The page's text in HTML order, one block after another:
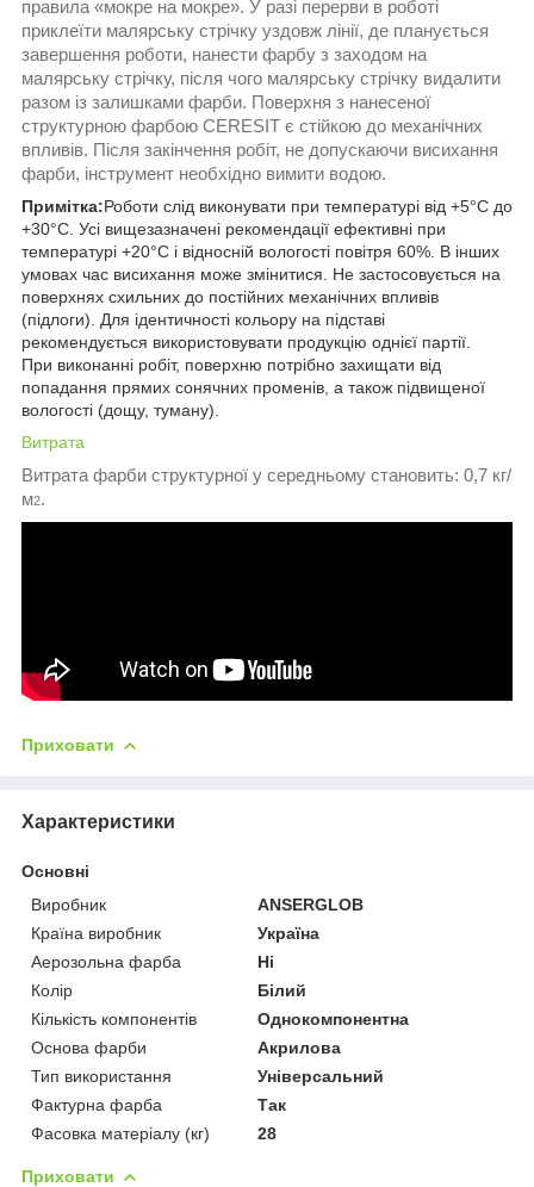
правила «мокре на мокре». У разі перерви в роботі
приклеїти малярську стрічку уздовж лінії, де планується
завершення роботи, нанести фарбу з заходом на
малярську стрічку, після чого малярську стрічку видалити
разом із залишками фарби. Поверхня з нанесеної
структурною фарбою CERESIT є стійкою до механічних
впливів. Після закінчення робіт, не допускаючи висихання
фарби, інструмент необхідно вимити водою.
Примітка:Роботи слід виконувати при температурі від +5°С до
+30°С. Усі вищезазначені рекомендації ефективні при
температурі +20°С і відносній вологості повітря 60%. В інших
умовах час висихання може змінитися. Не застосовується на
поверхнях схильних до постійних механічних впливів
(підлоги). Для ідентичності кольору на підставі
рекомендується використовувати продукцію однієї партії.
При виконанні робіт, поверхню потрібно захищати від
попадання прямих сонячних променів, а також підвищеної
вологості (дощу, туману).
Витрата
Витрата фарби структурної у середньому становить: 0,7 кг/
м2.
Приховати
Характеристики
Основні
Виробник
ANSERGLOB
Країна виробник
Україна
Аерозольна фарба
Ні
Колір
Білий
Кількість компонентів
Однокомпонентна
Основа фарби
Акрилова
Тип використання
Універсальний
Фактурна фарба
Так
Фасовка матеріалу (кг)
28
Приховати